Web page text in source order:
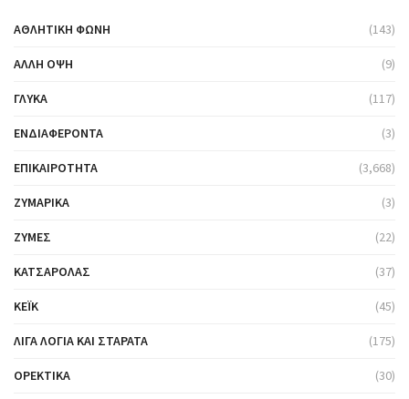
ΑΘΛΗΤΙΚΉ ΦΩΝΉ (143)
ΆΛΛΗ ΌΨΗ (9)
ΓΛΥΚΆ (117)
ΕΝΔΙΑΦΈΡΟΝΤΑ (3)
ΕΠΙΚΑΙΡΌΤΗΤΑ (3,668)
ΖΥΜΑΡΙΚΆ (3)
ΖΎΜΕΣ (22)
ΚΑΤΣΑΡΌΛΑΣ (37)
ΚΈΙΚ (45)
ΛΊΓΑ ΛΌΓΙΑ ΚΑΙ ΣΤΑΡΆΤΑ (175)
ΟΡΕΚΤΙΚΆ (30)